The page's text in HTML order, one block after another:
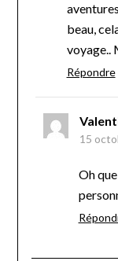
beau,
voyage..
Répondre
15
Oh